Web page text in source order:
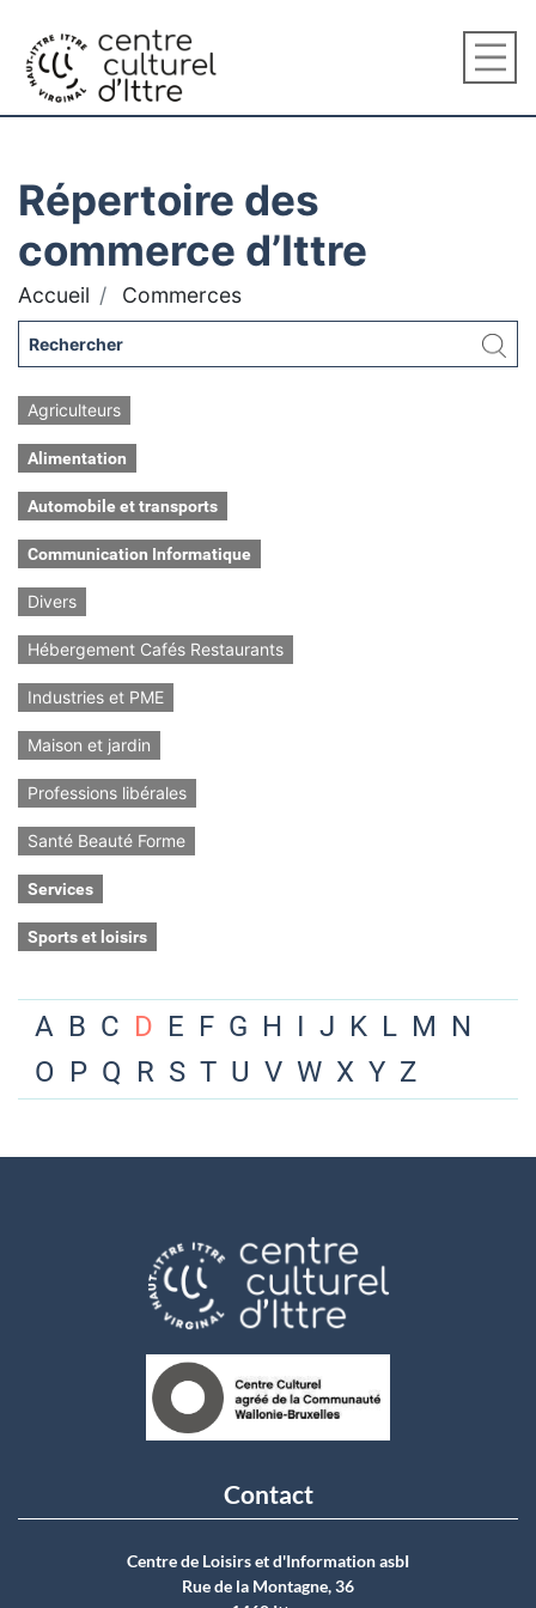
Répertoire des
commerce d’Ittre
Accueil Commerces
Agriculteurs
Alimentation
Automobile et transports
Communication Informatique
Divers
Hébergement Cafés Restaurants
Industries et PME
Maison et jardin
Professions libérales
Santé Beauté Forme
Services
Sports et loisirs
A B C D E F G H I J K L M N
O P Q R S T U V W X Y Z
Contact
Centre de Loisirs et d'Information asbI
Rue de la Montagne, 36